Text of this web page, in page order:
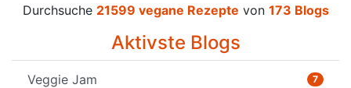
Durchsuche 21599 vegane Rezepte von 173 Blogs
Aktivste Blogs
Veggie Jam 7